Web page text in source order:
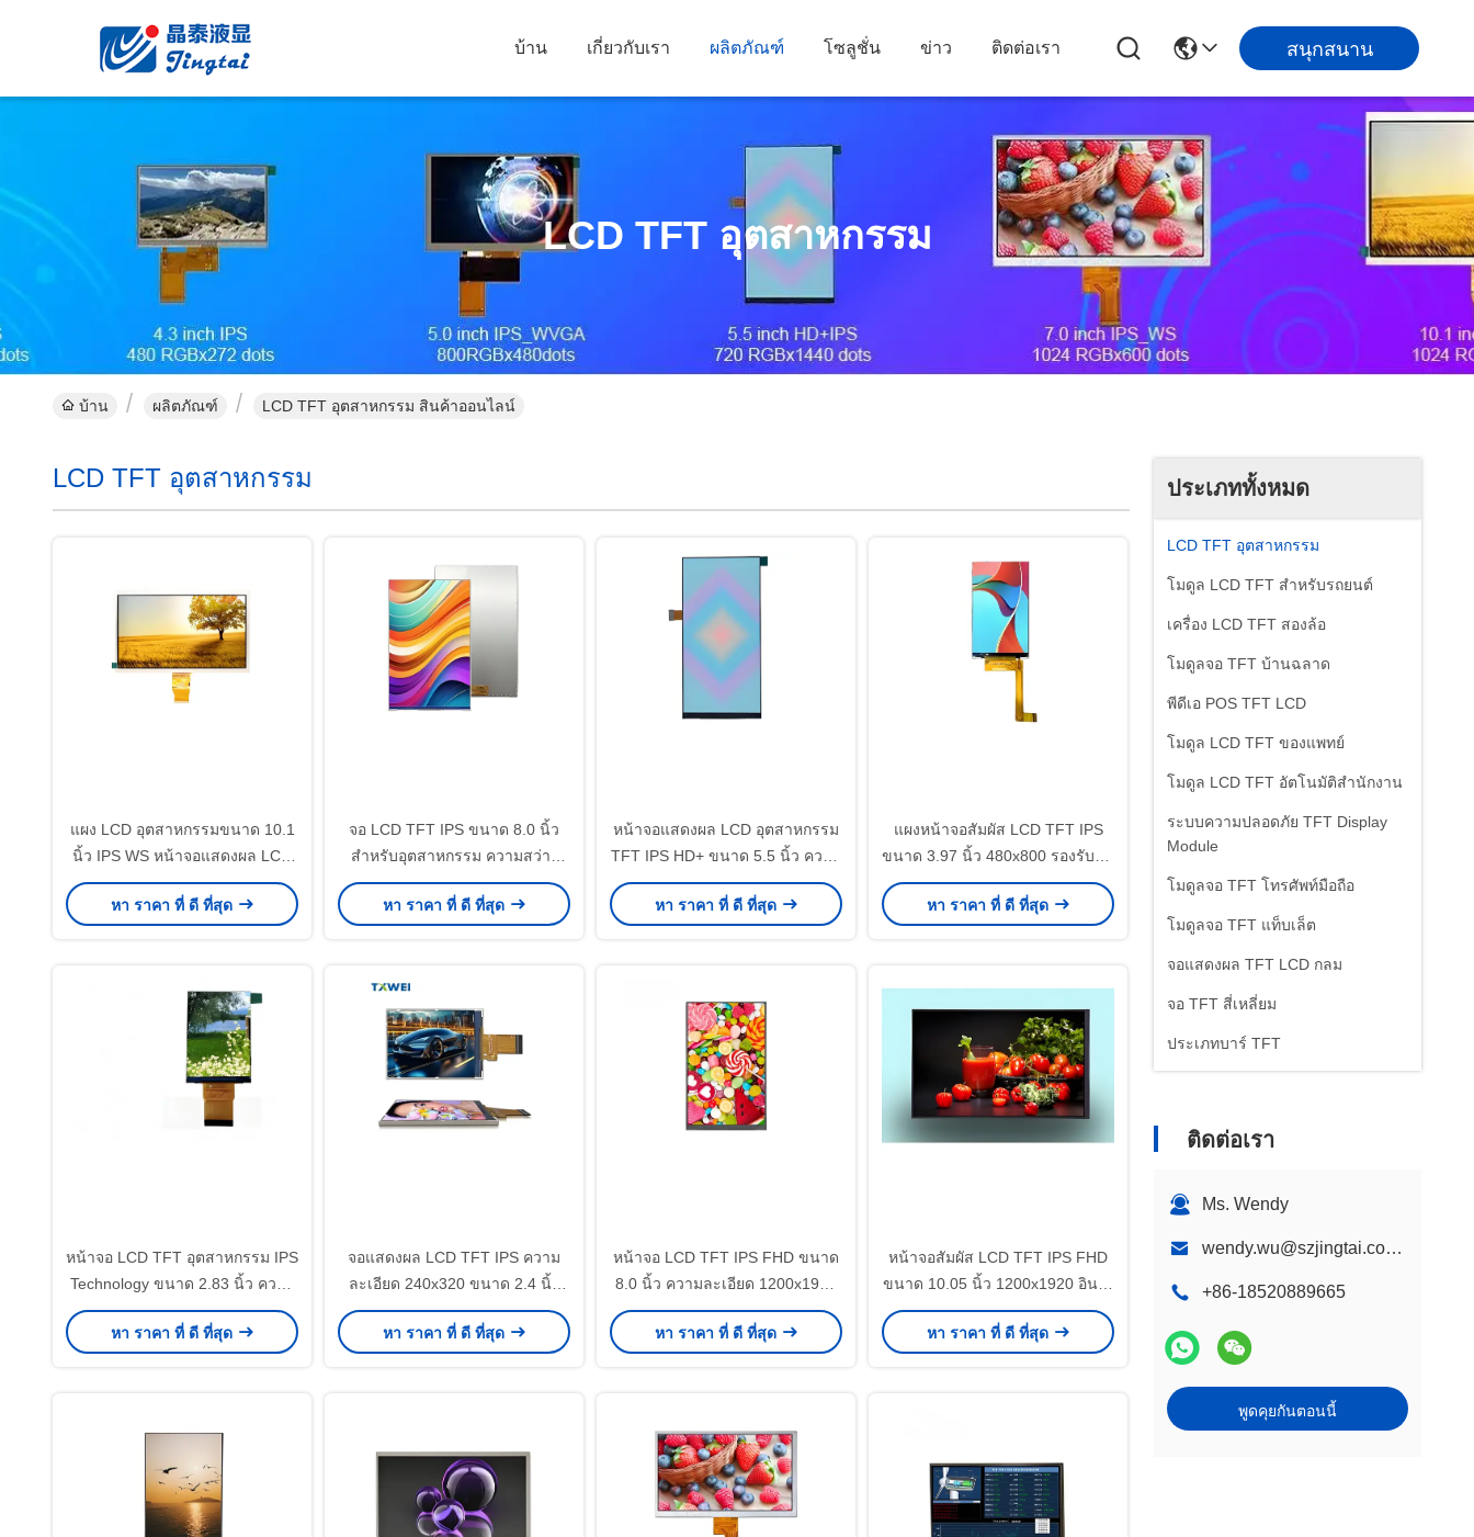
บ้าน เกี่ยวกับเรา ผลิตภัณฑ์ โซลูชั่น ข่าว ติดต่อเรา สนุกสนาน
LCD TFT อุตสาหกรรม
บ้าน ผลิตภัณฑ์ LCD TFT อุตสาหกรรม สินค้าออนไลน์
ประเภททั้งหมด
LCD TFT อุตสาหกรรม
โมดูล LCD TFT สําหรับรถยนต์
เครื่อง LCD TFT สองล้อ
โมดูลจอ TFT บ้านฉลาด
พีดีเอ POS TFT LCD
โมดูล LCD TFT ของแพทย์
โมดูล LCD TFT อัตโนมัติสํานักงาน
ระบบความปลอดภัย TFT Display
Module
โมดูลจอ TFT โทรศัพท์มือถือ
โมดูลจอ TFT แท็บเล็ต
จอแสดงผล TFT LCD กลม
จอ TFT สี่เหลี่ยม
ประเภทบาร์ TFT
ติดต่อเรา
Ms. Wendy
wendy.wu@szjingtai.com.cn
+86-18520889665
พูดคุยกันตอนนี้
LCD TFT อุตสาหกรรม
แผง LCD อุตสาหกรรมขนาด 10.1
นิ้ว IPS WS หน้าจอแสดงผล LCD
พร้อมความละเอียด 1024x600
หา ราคา ที่ ดี ที่สุด
จอ LCD TFT IPS ขนาด 8.0 นิ้ว
สำหรับอุตสาหกรรม ความสว่าง
250cd/M2 หน้าจอ LCD ความ
ละเอียดสูง
หา ราคา ที่ ดี ที่สุด
หน้าจอแสดงผล LCD อุตสาหกรรม
TFT IPS HD+ ขนาด 5.5 นิ้ว ความ
ละเอียด 720x1440
หา ราคา ที่ ดี ที่สุด
แผงหน้าจอสัมผัส LCD TFT IPS
ขนาด 3.97 นิ้ว 480x800 รองรับอิน
เทอร์เฟซ SPI RGB MIPI
หา ราคา ที่ ดี ที่สุด
หน้าจอ LCD TFT อุตสาหกรรม IPS
Technology ขนาด 2.83 นิ้ว ความ
ละเอียด 480x640 พิกเซล
หา ราคา ที่ ดี ที่สุด
จอแสดงผล LCD TFT IPS ความ
ละเอียด 240x320 ขนาด 2.4 นิ้ว
มุมมองภาพเต็มรูปแบบสำหรับการ
ควบคุมอุตสาหกรรม
หา ราคา ที่ ดี ที่สุด
หน้าจอ LCD TFT IPS FHD ขนาด
8.0 นิ้ว ความละเอียด 1200x1920
ความสว่าง 250cd/M2 สำหรับ
ควบคุมอุตสาหกรรม
หา ราคา ที่ ดี ที่สุด
หน้าจอสัมผัส LCD TFT IPS FHD
ขนาด 10.05 นิ้ว 1200x1920 อินเท
อร์เฟซ MIPI ระดับอุตสาหกรรม
หา ราคา ที่ ดี ที่สุด